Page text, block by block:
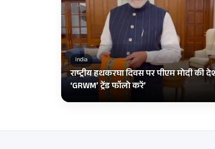
India
राष्ट्रीय हथकरघा दिवस पर पीएम मोदी
‘GRWM’ ट्रेंड फॉलो करें’